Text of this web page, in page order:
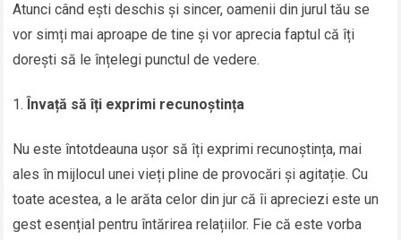
Atunci când ești deschis și sincer, oamenii din jurul tău se
vor simți mai aproape de tine și vor aprecia faptul că îți
dorești să le înțelegi punctul de vedere.
Învață să îți exprimi recunoștința
Nu este întotdeauna ușor să îți exprimi recunoștința, mai
ales în mijlocul unei vieți pline de provocări și agitație. Cu
toate acestea, a le arăta celor din jur că îi apreciezi este un
gest esențial pentru întărirea relațiilor. Fie că este vorba